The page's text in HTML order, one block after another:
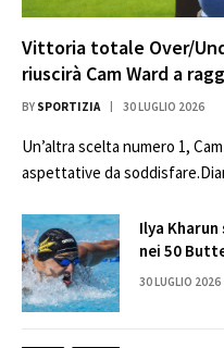
Vittoria totale Over/
riuscirà Cam Ward a
BY SPORTIZIA 30 LUGLIO 2026
Un’altra scelta numero 1,
aspettative da
Ilya
nei 50
30 LUGLIO 2026